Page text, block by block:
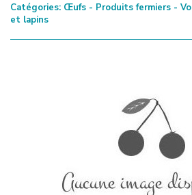
Catégories: Œufs - Produits fermiers -
et lapins